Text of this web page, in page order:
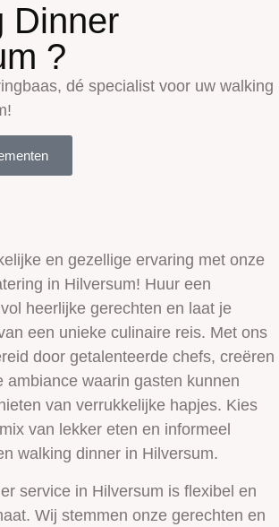
Dinner
?
dé specialist voor uw walking
en gezellige ervaring met onze
in Hilversum! Huur een
heerlijke gerechten en laat je
een unieke culinaire reis. Met ons
door getalenteerde chefs, creëren
ambiance waarin gasten kunnen
van verrukkelijke hapjes. Kies
van lekker eten en informeel
walking dinner in Hilversum.
service in Hilversum is flexibel en
Wij stemmen onze gerechten en